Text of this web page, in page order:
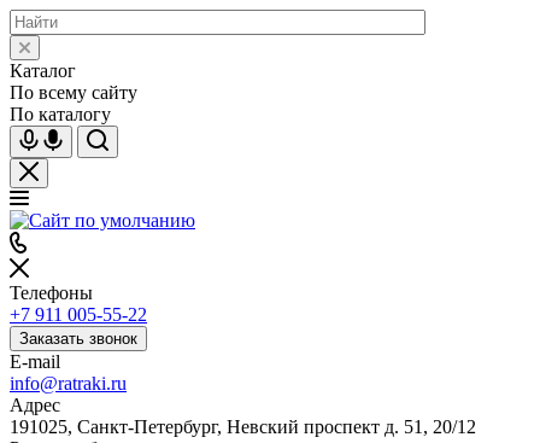
Каталог
По всему сайту
По каталогу
Телефоны
+7 911 005-55-22
Заказать звонок
E-mail
info@ratraki.ru
Адрес
191025, Санкт-Петербург, Невский проспект д. 51, 20/12